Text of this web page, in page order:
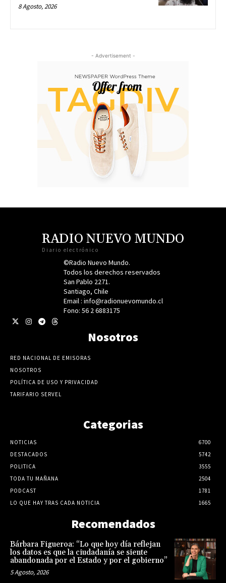
8 Agosto, 2026
- Advertisement -
RADIO NUEVO MUNDO
Diario electrónico
©Radio Nuevo Mundo.
Todos los derechos reservados
San Pablo 2271.
Santiago, Chile
Email : info@radionuevomundo.cl
Fono: 56 2 6883175
Nosotros
RED NACIONAL DE EMISORAS
NOSOTROS
POLÍTICA DE USO Y PRIVACIDAD
TARIFARIO SERVEL
Categorias
NOTICIAS
6700
DESTACADOS
5742
POLITICA
3555
TODA TU MAÑANA
2504
PODCAST
1781
LO QUE HAY TRAS CADA NOTICIA
1665
Recomendados
Bárbara Figueroa: “Lo que hoy día reflejan
los datos es que la ciudadanía se siente
abandonada por el Estado y por el gobierno”
5 Agosto, 2026